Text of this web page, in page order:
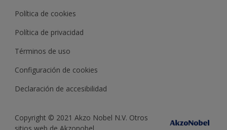
Política de cookies
Política de privacidad
Términos de uso
Configuración de cookies
Declaración de accesibilidad
Copyright © 2021 Akzo Nobel N.V. Otros
sitios web de Akzonobel